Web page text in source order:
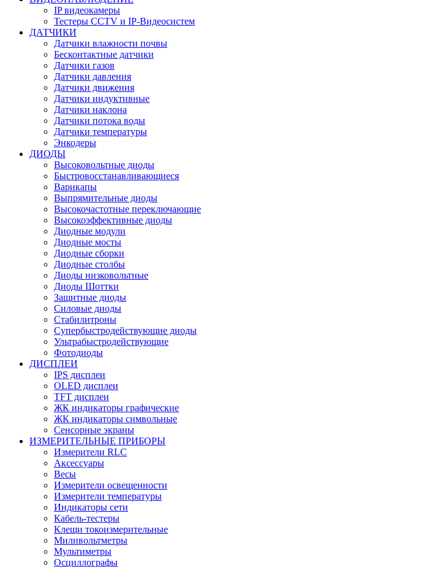
IP видеокамеры
Тестеры CCTV и IP-Видеосистем
ДАТЧИКИ
Датчики влажности почвы
Бесконтактные датчики
Датчики газов
Датчики давления
Датчики движения
Датчики индуктивные
Датчики наклона
Датчики потока воды
Датчики температуры
Энкодеры
ДИОДЫ
Высоковольтные диоды
Быстровосстанавливающиеся
Варикапы
Выпрямительные диоды
Высокочастотные переключающие
Высокоэффективные диоды
Диодные модули
Диодные мосты
Диодные сборки
Диодные столбы
Диоды низковольтные
Диоды Шоттки
Защитные диоды
Силовые диоды
Стабилитроны
Супербыстродействующие диоды
Ультрабыстродействующие
Фотодиоды
ДИСПЛЕИ
IPS дисплеи
OLED дисплеи
TFT дисплеи
ЖК индикаторы графические
ЖК индикаторы символьные
Сенсорные экраны
ИЗМЕРИТЕЛЬНЫЕ ПРИБОРЫ
Измерители RLC
Аксессуары
Весы
Измерители освещенности
Измерители температуры
Индикаторы сети
Кабель-тестеры
Клещи токоизмерительные
Миливольтметры
Мультиметры
Осциллографы